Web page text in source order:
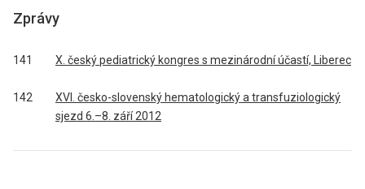
Zprávy
141 X. český pediatrický kongres s mezinárodní účastí, Liberec
142
XVI. česko-slovenský hematologický a transfuziologický
sjezd 6.–8. září 2012